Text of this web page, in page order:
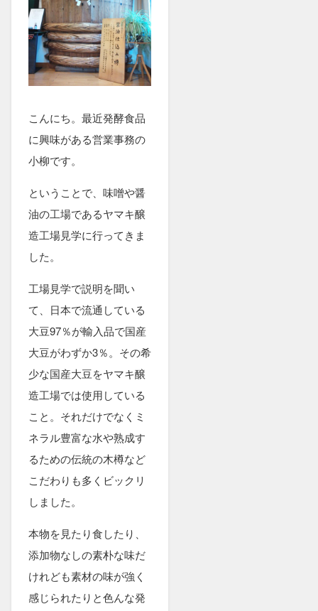
こんにち。最近発酵食品
に興味がある営業事務の
小柳です。
ということで、味噌や醤
油の工場であるヤマキ醸
造工場見学に行ってきま
した。
工場見学で説明を聞い
て、日本で流通している
大豆97％が輸入品で国産
大豆がわずか3％。その希
少な国産大豆をヤマキ醸
造工場では使用している
こと。それだけでなくミ
ネラル豊富な水や熟成す
るための伝統の木樽など
こだわりも多くビックリ
しました。
本物を見たり食したり、
添加物なしの素朴な味だ
けれども素材の味が強く
感じられたりと色んな発